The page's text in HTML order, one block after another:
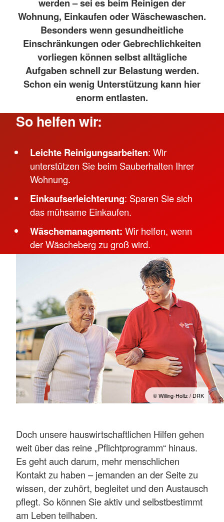
Wohnung, Einkaufen oder Wäschewaschen.
Besonders wenn gesundheitliche
Einschränkungen oder Gebrechlichkeiten
vorliegen können selbst alltägliche
Aufgaben schnell zur Belastung werden.
Schon ein wenig Unterstützung kann hier
enorm entlasten.
So helfen wir:
Leichte Reinigungsarbeiten: Wir
unterstützen Sie beim Sauberhalten Ihrer
Wohnung.
Einkaufserleichterung: Sparen Sie sich
das mühsame Einkaufen.
Wäschemanagement: Wir helfen, wenn
der Wäscheberg zu groß wird.
© Willing-Holtz / DRK
Doch unsere hauswirtschaftlichen Hilfen gehen
weit über das reine „Pflichtprogramm“ hinaus.
Es geht auch darum, mehr menschlichen
Kontakt zu haben – jemanden an der Seite zu
wissen, der zuhört, begleitet und den Austausch
pflegt. So können Sie aktiv und selbstbestimmt
am Leben teilhaben.